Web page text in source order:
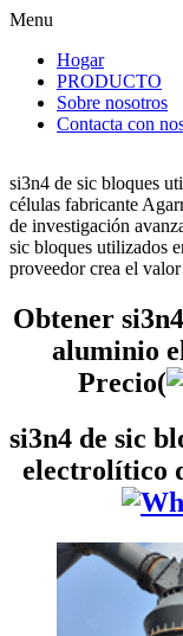
Menu
Hogar
PRODUCTO
Sobre nosotros
Contacta con
si3n4 de sic bloques
células fabricante
de investigación
sic bloques utilizados
proveedor crea el
Obtener
aluminio
Precio(
si3n4 de sic
electrolítico